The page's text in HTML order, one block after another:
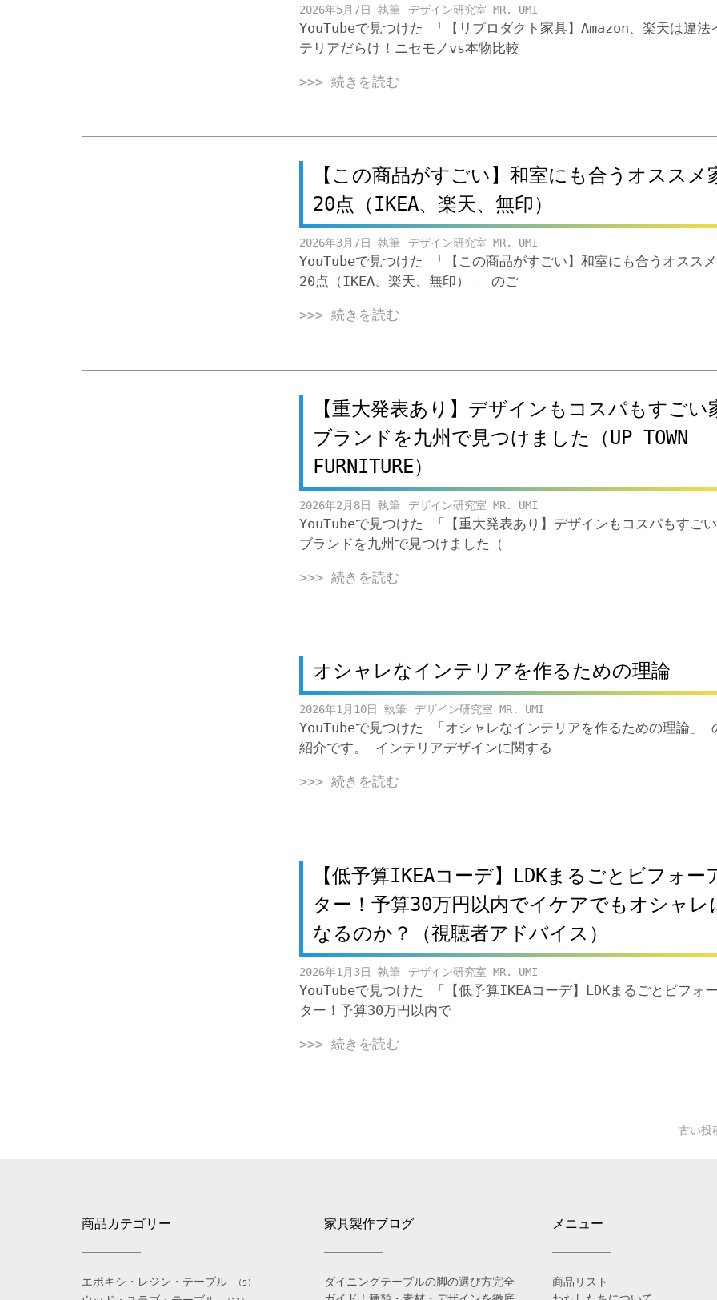
2026年5月7日 デザイン研究室 MR. UMI
YouTubeで見つけた 「【リプロダクト家具】Amazon、楽天は違法
テリアだらけ！ニセモノvs本物比較
>>> 続きを読む
【この商品がすごい】和室にも合うオススメ
20点（IKEA、楽天、無印）
2026年3月7日 デザイン研究室 MR. UMI
YouTubeで見つけた 「【この商品がすごい】和室にも合うオスス
20点（IKEA、楽天、無印）」 のご
>>> 続きを読む
【重大発表あり】デザインもコスパもすごい
ブランドを九州で見つけました（UP TOWN
FURNITURE）
2026年2月8日 デザイン研究室 MR. UMI
YouTubeで見つけた 「【重大発表あり】デザインもコスパもすご
ブランドを九州で見つけました（
>>> 続きを読む
オシャレなインテリアを作るための理論
2026年1月10日 デザイン研究室 MR. UMI
YouTubeで見つけた 「オシャレなインテリアを作るための理論」
紹介です。 インテリアデザインに関する
>>> 続きを読む
【低予算IKEAコーデ】LDKまるごとビフォー
ター！予算30万円以内でイケアでもオシャレ
なるのか？（視聴者アドバイス）
2026年1月3日 デザイン研究室 MR. UMI
YouTubeで見つけた 「【低予算IKEAコーデ】LDKまるごとビフォ
ター！予算30万円以内で
>>> 続きを読む
古い
商品カテゴリー
エポキシ・レジン・テーブル (5)
家具製作ブログ
ダイニングテーブルの脚の選び方完全
メニュー
商品リスト